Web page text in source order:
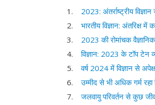
1. 2023: अंतर्राष्ट्रीय
2. भारतीय विज्ञान: अंतरिक्ष में
3. 2023 की रोमांचक
4.विज्ञान: 2023 के टॉप टेन
5.वर्ष 2024 में विज्ञान से
6.उम्मीद से भी अधिक गर्म रहा
7.जलवायु परिवर्तन से कुछ